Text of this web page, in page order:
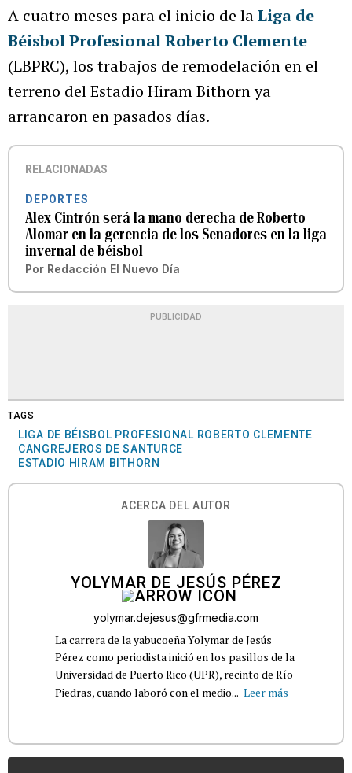
A cuatro meses para el inicio de laLiga de
Béisbol Profesional Roberto Clemente
(LBPRC), los trabajos de remodelación en el
terreno del Estadio Hiram Bithorn ya
arrancaron en pasados días.
RELACIONADAS
DEPORTES
Alex Cintrón será la mano derecha de Roberto
Alomar en la gerencia de los Senadores en la liga
invernal de béisbol
Por Redacción El Nuevo Día
PUBLICIDAD
TAGS
LIGA DE BÉISBOL PROFESIONAL ROBERTO CLEMENTE
CANGREJEROS DE SANTURCE
ESTADIO HIRAM BITHORN
ACERCA DEL AUTOR
YOLYMAR DE JESÚS PÉREZ
yolymar.dejesus@gfrmedia.com
La carrera de la yabucoeña Yolymar de Jesús
Pérez como periodista inició en los pasillos de la
Universidad de Puerto Rico (UPR), recinto de Río
Piedras, cuando laboró con el medio... Leer más